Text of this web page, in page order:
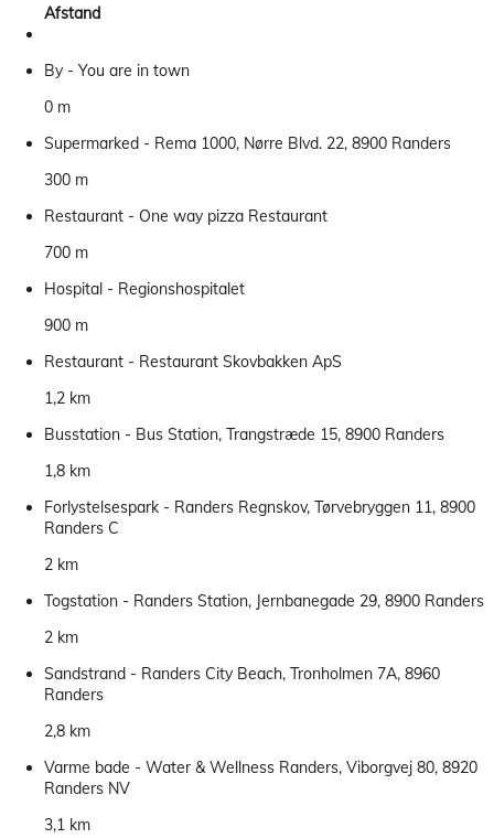
Afstand
By - You are in town
0 m
Supermarked - Rema 1000, Nørre Blvd. 22, 8900 Randers
300 m
Restaurant - One way pizza Restaurant
700 m
Hospital - Regionshospitalet
900 m
Restaurant - Restaurant Skovbakken ApS
1,2 km
Busstation - Bus Station, Trangstræde 15, 8900 Randers
1,8 km
Forlystelsespark - Randers Regnskov, Tørvebryggen 11, 8900
Randers C
2 km
Togstation - Randers Station, Jernbanegade 29, 8900 Randers
2 km
Sandstrand - Randers City Beach, Tronholmen 7A, 8960
Randers
2,8 km
Varme bade - Water & Wellness Randers, Viborgvej 80, 8920
Randers NV
3,1 km